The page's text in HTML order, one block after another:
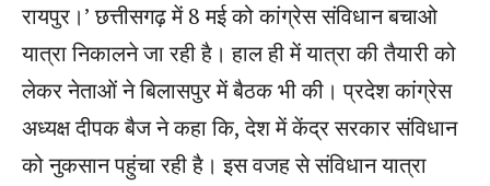
रायपुर।’ छत्तीसगढ़ में 8 मई को कांग्रेस संविधान बचाओ
यात्रा निकालने जा रही है। हाल ही में यात्रा की तैयारी को
लेकर नेताओं ने बिलासपुर में बैठक भी की। प्रदेश कांग्रेस
अध्यक्ष दीपक बैज ने कहा कि, देश में केंद्र सरकार संविधान
को नुकसान पहुंचा रही है। इस वजह से संविधान यात्रा